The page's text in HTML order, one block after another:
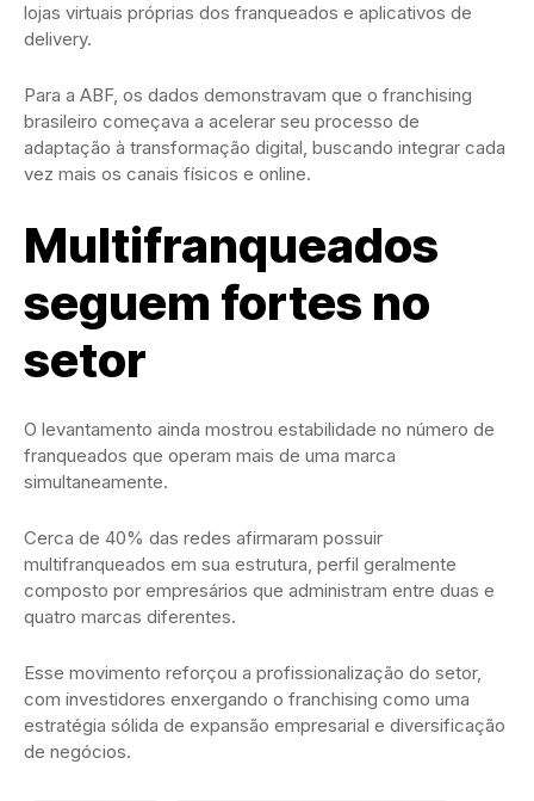
lojas virtuais próprias dos franqueados e aplicativos de
delivery.
Para a ABF, os dados demonstravam que o franchising
brasileiro começava a acelerar seu processo de
adaptação à transformação digital, buscando integrar cada
vez mais os canais físicos e online.
Multifranqueados
seguem fortes no
setor
O levantamento ainda mostrou estabilidade no número de
franqueados que operam mais de uma marca
simultaneamente.
Cerca de 40% das redes afirmaram possuir
multifranqueados em sua estrutura, perfil geralmente
composto por empresários que administram entre duas e
quatro marcas diferentes.
Esse movimento reforçou a profissionalização do setor,
com investidores enxergando o franchising como uma
estratégia sólida de expansão empresarial e diversificação
de negócios.